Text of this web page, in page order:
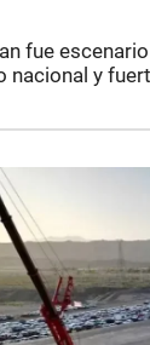
fue
nacional y